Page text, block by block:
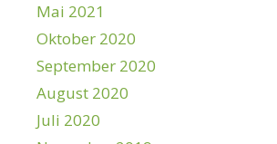
Mai 2021
Oktober 2020
September 2020
August 2020
Juli 2020